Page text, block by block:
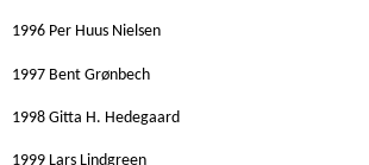
1996 Per Huus Nielsen
1997 Bent Grønbech
1998 Gitta H. Hedegaard
1999 Lars Lindgreen